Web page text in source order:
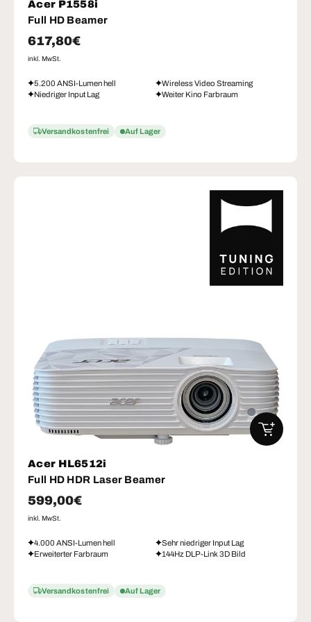
Acer P1558i
Full HD Beamer
Normaler Preis
617,80€
inkl. MwSt.
5.200 ANSI-Lumen hell
Wireless Video Streaming
Niedriger Input Lag
Weiter Kino Farbraum
Versandkostenfrei Auf Lager
Acer HL6512i
Full HD HDR Laser Beamer
Normaler Preis
599,00€
inkl. MwSt.
4.000 ANSI-Lumen hell
Sehr niedriger Input Lag
Erweiterter Farbraum
144Hz DLP-Link 3D Bild
Versandkostenfrei Auf Lager
IN DEN